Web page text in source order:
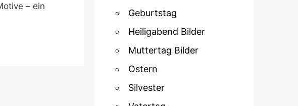
– ein
Geburtstag
Heiligabend Bilder
Muttertag Bilder
Ostern
Silvester